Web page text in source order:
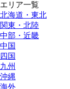
エリア一覧
北海道・東北
関東・北陸
中部・近畿
中国
四国
九州
沖縄
海外